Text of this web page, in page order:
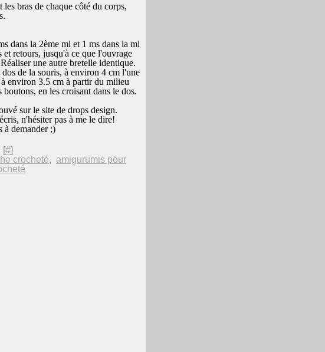
bras de chaque côté du corps,
dans la 2ème ml et 1 ms dans la ml
retours, jusqu'à ce que l'ouvrage
une autre bretelle identique.
de la souris, à environ 4 cm l'une
environ 3.5 cm à partir du milieu
en les croisant dans le dos.
sur le site de drops design.
n'hésiter pas à me le dire!
à demander ;)
[#]
crocheté, amigurumis pour